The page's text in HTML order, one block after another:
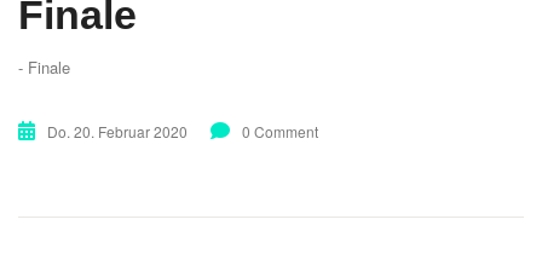
Finale
- Finale
Do. 20. Februar 2020 0 Comment